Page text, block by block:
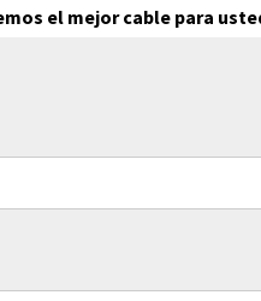
el mejor cable para